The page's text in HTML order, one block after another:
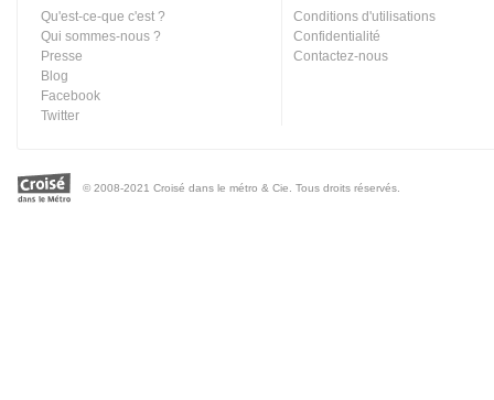
Qu'est-ce-que c'est ?
Qui sommes-nous ?
Presse
Blog
Facebook
Twitter
Conditions d'utilisations
Confidentialité
Contactez-nous
© 2008-2021 Croisé dans le métro & Cie. Tous droits réservés.